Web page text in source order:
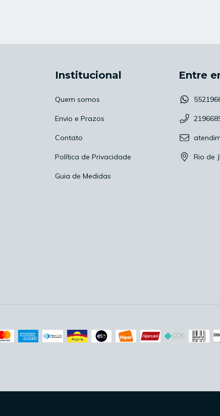
Institucional
Quem somos
Envio e Prazos
Contato
Política de Privacidade
Guia de Medidas
Entre
Rio de